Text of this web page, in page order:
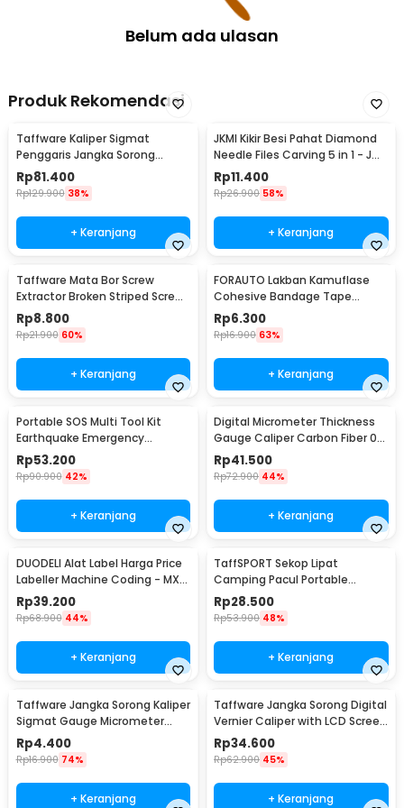
Belum ada ulasan
Produk Rekomendasi
Taffware Kaliper Sigmat
Penggaris Jangka Sorong
Digital LCD 150mm - SH20
Rp81.400
Rp129.900 38%
+ Keranjang
JKMI Kikir Besi Pahat Diamond
Needle Files Carving 5 in 1 - JM-
FL1-1
Rp11.400
Rp26.900 58%
+ Keranjang
Taffware Mata Bor Screw
Extractor Broken Striped Screw
Remover 4 PCS - S2
Rp8.800
Rp21.900 60%
+ Keranjang
FORAUTO Lakban Kamuflase
Cohesive Bandage Tape
Hunting 4.5M 50mm - H10
Rp6.300
Rp16.900 63%
+ Keranjang
Portable SOS Multi Tool Kit
Earthquake Emergency
Outdoor Survival - JT21
Rp53.200
Rp90.900 42%
+ Keranjang
Digital Micrometer Thickness
Gauge Caliper Carbon Fiber 0-
12.7mm - TDT25
Rp41.500
Rp72.900 44%
+ Keranjang
DUODELI Alat Label Harga Price
Labeller Machine Coding - MX-
5500
Rp39.200
Rp68.900 44%
+ Keranjang
TaffSPORT Sekop Lipat
Camping Pacul Portable
Tactical Survival 40cm - 101
Rp28.500
Rp53.900 48%
+ Keranjang
Taffware Jangka Sorong Kaliper
Sigmat Gauge Micrometer
150mm - QST-600
Rp4.400
Rp16.900 74%
+ Keranjang
Taffware Jangka Sorong Digital
Vernier Caliper with LCD Screen
150mm - JIGO-150
Rp34.600
Rp62.900 45%
+ Keranjang